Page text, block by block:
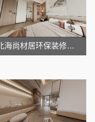
北海尚材居环保装修靠谱吗